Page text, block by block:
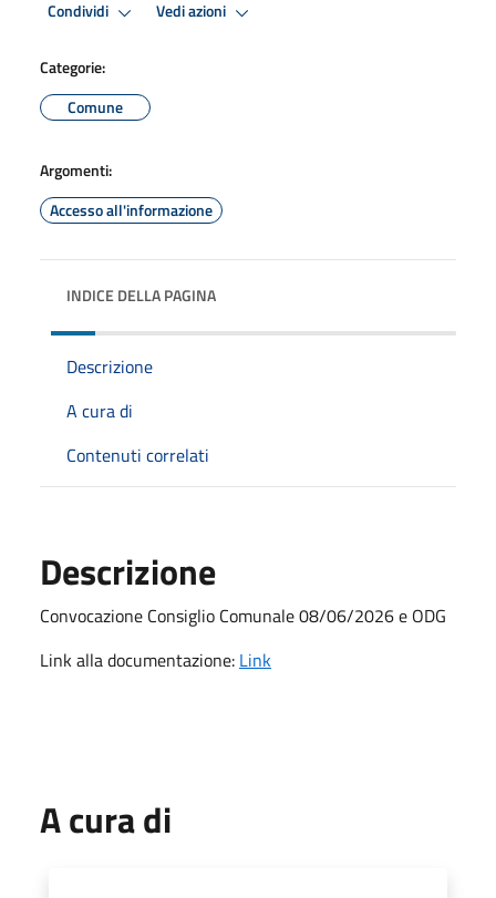
Condividi Vedi azioni
Categorie:
Comune
Argomenti:
Accesso all'informazione
INDICE DELLA PAGINA
Descrizione
A cura di
Contenuti correlati
Descrizione
Convocazione Consiglio Comunale 08/06/2026 e ODG
Link alla documentazione: Link
A cura di